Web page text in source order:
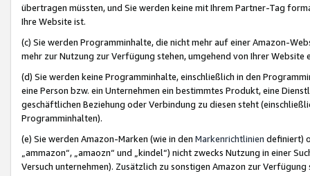
übertragen müssten, und Sie werden keine mit Ihrem Partner-Tag
Ihre Website ist.
(c) Sie werden Programminhalte, die nicht mehr auf einer Amazon-
mehr zur Nutzung zur Verfügung stehen, umgehend von Ihrer
(d) Sie werden keine Programminhalte, einschließlich in den
eine Person bzw. ein Unternehmen ein bestimmtes Produkt, eine
geschäftlichen Beziehung oder Verbindung zu diesen steht
Programminhalten).
(e) Sie werden Amazon-Marken (wie in den Markenrichtlinien definiert)
„ammazon“, „amaozn“ und „kindel“) nicht zwecks Nutzung in einer
Versuch unternehmen). Zusätzlich zu sonstigen Amazon zur